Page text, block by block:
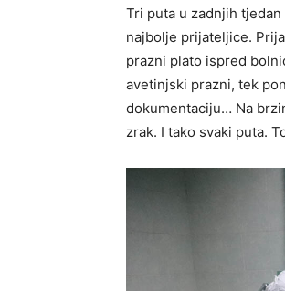
Tri puta u zadnjih
najbolje prijateljice.
prazni plato ispred
avetinjski prazni, tek
dokumentaciju… Na
zrak. I tako svaki puta.